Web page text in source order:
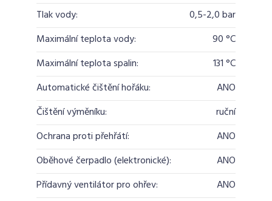
Tlak vody:
0,5-2,0 bar
Maximální teplota vody:
90 °C
Maximální teplota spalin:
131 °C
Automatické čištění hořáku:
ANO
Čištění výměníku:
ruční
Ochrana proti přehřátí:
ANO
Oběhové čerpadlo (elektronické):
ANO
Přídavný ventilátor pro ohřev:
ANO